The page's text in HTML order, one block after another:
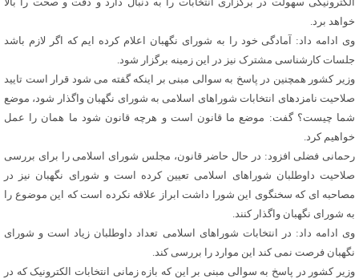
خواهد برد.
وی ادامه داد: آمادگی خود را به شورای نگهبان اعلام کرده ایم که اگر لازم باشد
جلسات کارشناسی مشترک نیز در این زمینه برگزار شود.
وزیر کشور همچنین در پاسخ به سوالی مبنی بر اینکه گفته می شود قرار است تایید
صلاحیت نامزدهای انتخابات شوراهای اسلامی به شورای نگهبان واگذار شود، موضع
شما چیست؟ گفت: موضع ما قانون است و هرچه قانون شود ما همان را عمل
خواهیم کرد.
رحمانی فضلی افزود: در حال حاضر قانون، مجلس شورای اسلامی را برای بررسی
صلاحیت داوطلبان شوراهای اسلامی تعیین کرده است و شورای نگهبان نیز در
مصاحبه ای که سخنگوی این شورا داشت ابراز علاقه نکرده است که این موضوع را
به شورای نگهبان واگذار کنند.
وی ادامه داد: در انتخابات شوراهای اسلامی تعداد داوطلبان زیاد است و شورای
نگهبان فرصت نمی کند این موارد را بررسی کند.
وزیر کشور در پاسخ به سوالی مبنی بر این که بازه زمانی انتخابات الکترونیک که در